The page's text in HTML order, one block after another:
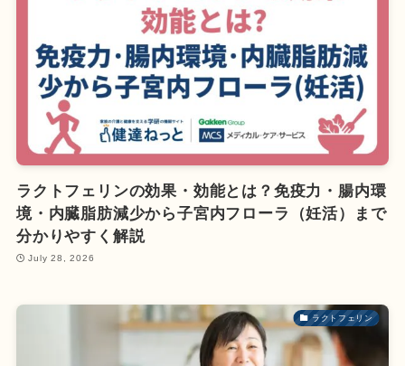
ラクトフェリンの効果・効能とは？免疫力・腸内環
境・内臓脂肪減少から子宮内フローラ（妊活）まで
分かりやすく解説
July 28, 2026
ラクトフェリン